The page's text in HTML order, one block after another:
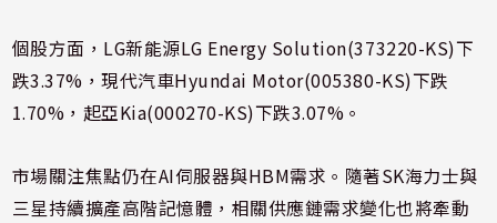
個股方面，LG新能源LG Energy Solution(373220-KS)下
跌3.37%，現代汽車Hyundai Motor(005380-KS)下跌
1.70%，起亞Kia(000270-KS)下跌3.07%。
市場關注焦點仍在AI伺服器與HBM需求。隨著SK海力士與
三星持續擴產高階記憶體，相關供應鏈需求變化也將牽動